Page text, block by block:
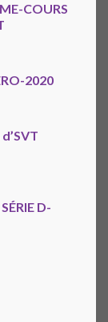
COURS
2020
D-